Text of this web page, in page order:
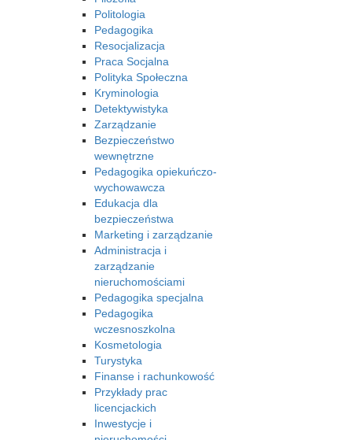
Politologia
Pedagogika
Resocjalizacja
Praca Socjalna
Polityka Społeczna
Kryminologia
Detektywistyka
Zarządzanie
Bezpieczeństwo
wewnętrzne
Pedagogika opiekuńczo-
wychowawcza
Edukacja dla
bezpieczeństwa
Marketing i zarządzanie
Administracja i
zarządzanie
nieruchomościami
Pedagogika specjalna
Pedagogika
wczesnoszkolna
Kosmetologia
Turystyka
Finanse i rachunkowość
Przykłady prac
licencjackich
Inwestycje i